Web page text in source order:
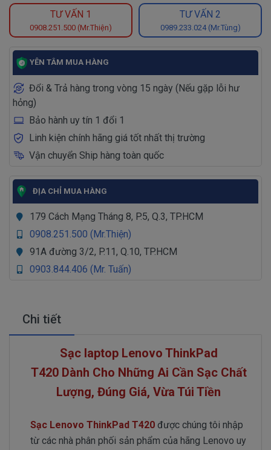
TƯ VẤN 1
0908.251.500 (Mr.Thiện)
TƯ VẤN 2
0989.233.024 (Mr.Tùng)
YÊN TÂM MUA HÀNG
Đổi & Trả hàng trong vòng 15 ngày (Nếu gặp lỗi hư
hỏng)
Bảo hành uy tín 1 đổi 1
Linh kiện chính hãng giá tốt nhất thị trường
Vận chuyển Ship hàng toàn quốc
ĐỊA CHỈ MUA HÀNG
179 Cách Mạng Tháng 8, P.5, Q.3, TP.HCM
0908.251.500 (Mr.Thiện)
91A đường 3/2, P.11, Q.10, TP.HCM
0903.844.406 (Mr. Tuấn)
Chi tiết
Sạc laptop Lenovo ThinkPad
T420 Dành Cho Những Ai Cần Sạc Chất
Lượng, Đúng Giá, Vừa Túi Tiền
Sạc Lenovo ThinkPad T420 được chúng tôi nhập
từ các nhà phân phối sản phẩm của hãng Lenovo uy